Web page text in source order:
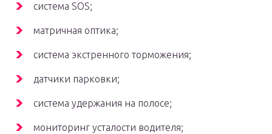
система SOS;
матричная оптика;
система экстренного торможения;
датчики парковки;
система удержания на полосе;
мониторинг усталости водителя;